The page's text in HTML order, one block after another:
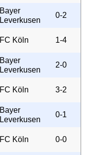
Bayer
Leverkusen
0-2
FC Köln 1-4
Bayer
Leverkusen
2-0
FC Köln 3-2
Bayer
Leverkusen
0-1
FC Köln 0-0